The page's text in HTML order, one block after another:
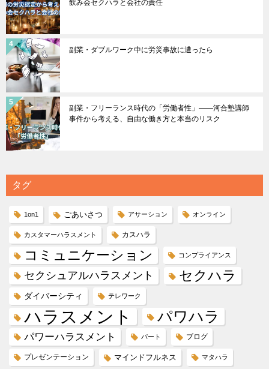
飲み会セクハラと会社の責任
副業・ダブルワーク中に労災事故に遭ったら
副業・フリーランス時代の「労働者性」――河合塾講師
事件から考える、自由な働き方と本当のリスク
タグ
1on1 ごあいさつ アサーション オンライン
カスタマーハラスメント カスハラ
コミュニケーション コンプライアンス
セクシュアルハラスメント セクハラ
ダイバーシティ テレワーク
ハラスメント パワハラ
パワーハラスメント パート ブログ
プレゼンテーション マインドフルネス マタハラ